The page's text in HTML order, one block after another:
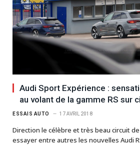
Audi Sport Expérience :
au volant de la gamme RS sur
ESSAIS AUTO 17 AVRIL 2018
Direction le célèbre et très beau circuit
essayer entre autres les nouvelles Audi